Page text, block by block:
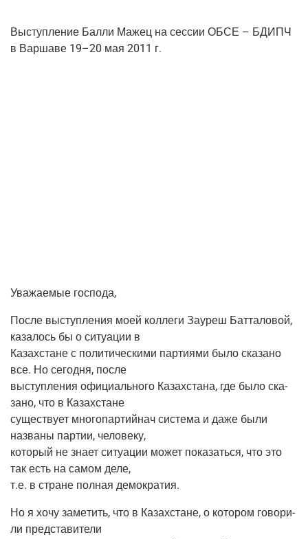
Выступ­ле­ние Бал­ли Мажец на сес­сии ОБСЕ – БДИПЧ
в Вар­ша­ве 19–20 мая 2011 г.
Ува­жа­е­мые господа,
После выступ­ле­ния моей кол­ле­ги Зауреш Бат­та­ло­вой,
каза­лось бы о ситу­а­ции в
Казах­стане с поли­ти­че­ски­ми пар­ти­я­ми было ска­за­но
все. Но сего­дня, после
выступ­ле­ния офи­ци­аль­но­го Казах­ста­на, где было ска­
за­но, что в Казахстане
суще­ству­ет мно­го­пар­тийнач систе­ма и даже были
назва­ны пар­тии, человеку,
кото­рый не зна­ет ситу­а­ции может пока­зать­ся, что это
так есть на самом деле,
т.е. в стране пол­ная демократия.
Но я хочу заме­тить, что в Казах­стане, о кото­ром гово­ри­
ли представители